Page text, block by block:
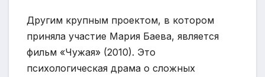
Другим крупным проектом, в котором
приняла участие Мария Баева, является
фильм «Чужая» (2010). Это
психологическая драма о сложных